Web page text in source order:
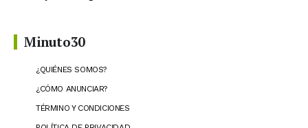
Minuto30
¿QUIÉNES SOMOS?
¿CÓMO ANUNCIAR?
TÉRMINO Y CONDICIONES